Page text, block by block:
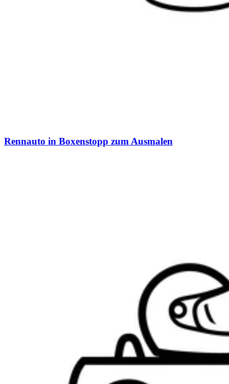
Rennauto in Boxenstopp zum Ausmalen